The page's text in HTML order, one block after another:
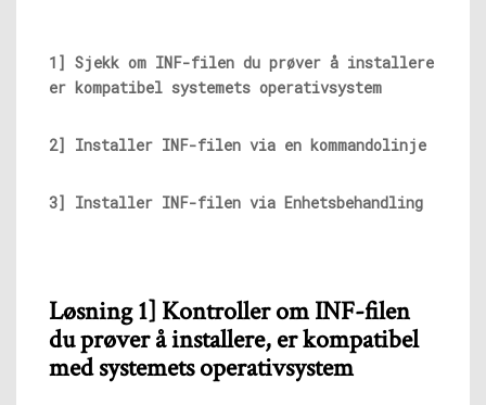
1] Sjekk om INF-filen du prøver å installere
er kompatibel systemets operativsystem
2] Installer INF-filen via en kommandolinje
3] Installer INF-filen via Enhetsbehandling
Løsning 1] Kontroller om INF-filen
du prøver å installere, er kompatibel
med systemets operativsystem